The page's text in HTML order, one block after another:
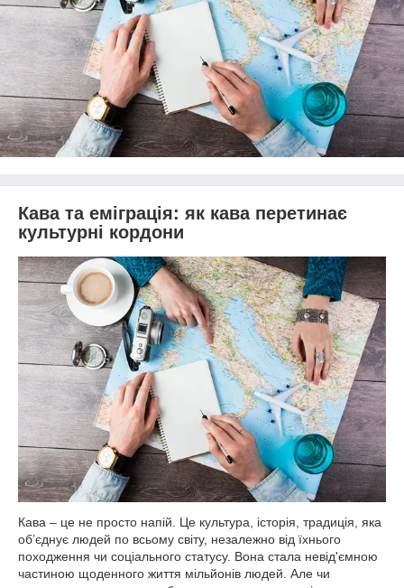
Кава та еміграція: як кава перетинає
культурні кордони
Кава – це не просто напій. Це культура, історія, традиція, яка
об’єднує людей по всьому світу, незалежно від їхнього
походження чи соціального статусу. Вона стала невід'ємною
частиною щоденного життя мільйонів людей. Але чи